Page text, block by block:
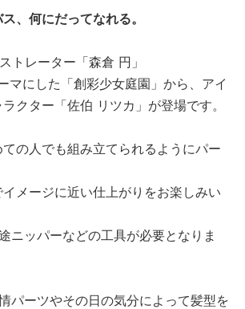
、何にだってなれる。
トレーター「森倉 円」
マにした「創彩少女庭園」から、アイ
クター「佐伯 リツカ」が登場です。
の人でも組み立てられるようにパー
メージに近い仕上がりをお楽しみい
ニッパーなどの工具が必要となりま
パーツやその日の気分によって髪型を